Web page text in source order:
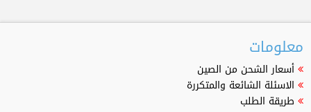
معلومات
أسعار الشحن من الصين
الاسئلة الشائعة والمتكررة
طريقة الطلب